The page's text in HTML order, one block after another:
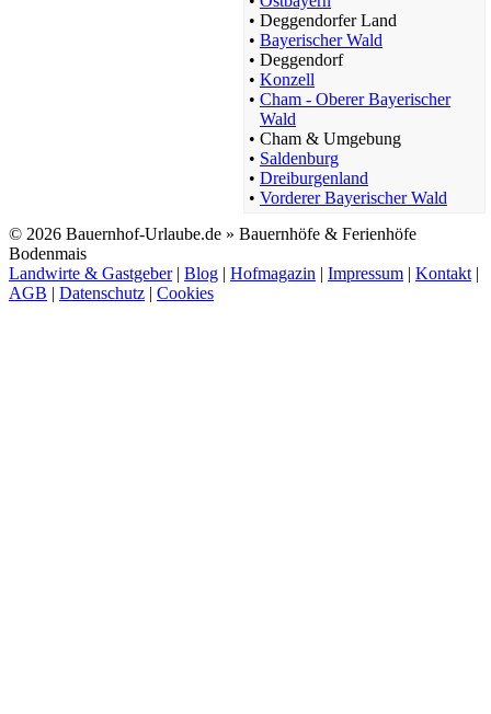
• Deggendorfer Land
• Bayerischer Wald
• Deggendorf
• Konzell
• Cham - Oberer Bayerischer
Wald
• Cham & Umgebung
• Saldenburg
• Dreiburgenland
• Vorderer Bayerischer Wald
© 2026 Bauernhof-Urlaube.de » Bauernhöfe & Ferienhöfe
Bodenmais
Landwirte & Gastgeber| Blog | Hofmagazin | Impressum | Kontakt |
AGB | Datenschutz | Cookies